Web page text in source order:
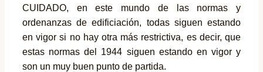
CUIDADO, en este mundo de las normas y
ordenanzas de edificiación, todas siguen estando
en vigor si no hay otra más restrictiva, es decir, que
estas normas del 1944 siguen estando en vigor y
son un muy buen punto de partida.